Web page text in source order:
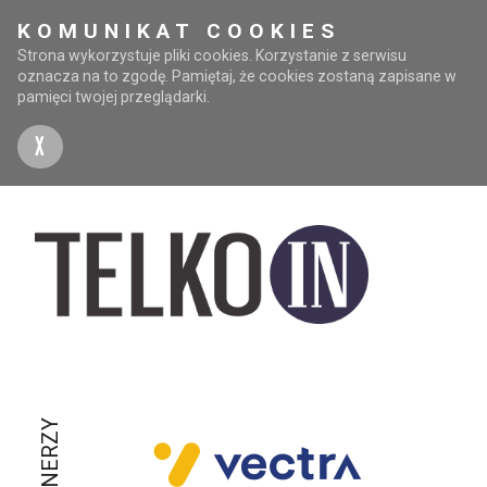
KOMUNIKAT COOKIES
Strona wykorzystuje pliki cookies. Korzystanie z serwisu
oznacza na to zgodę. Pamiętaj, że cookies zostaną zapisane w
pamięci twojej przeglądarki.
X